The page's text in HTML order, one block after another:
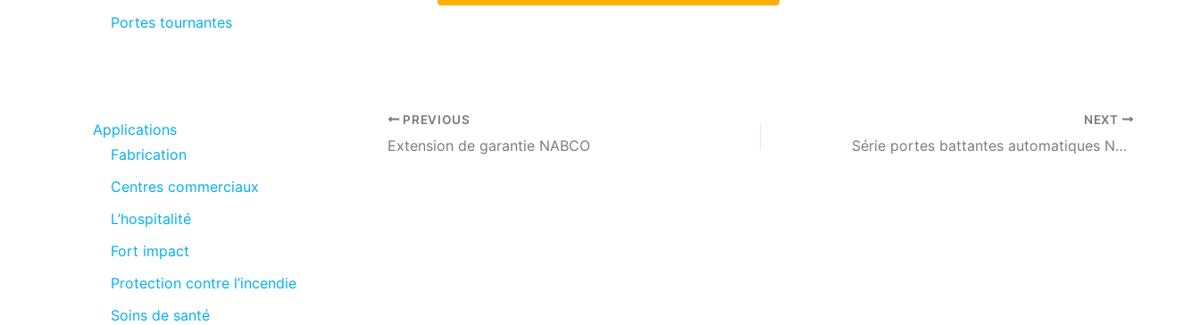
Portes tournantes
Applications
Fabrication
Centres commerciaux
L’hospitalité
Fort impact
Protection contre l’incendie
Soins de santé
PREVIOUS
Extension de garantie NABCO
NEXT
Série portes battantes automatiques NABCO